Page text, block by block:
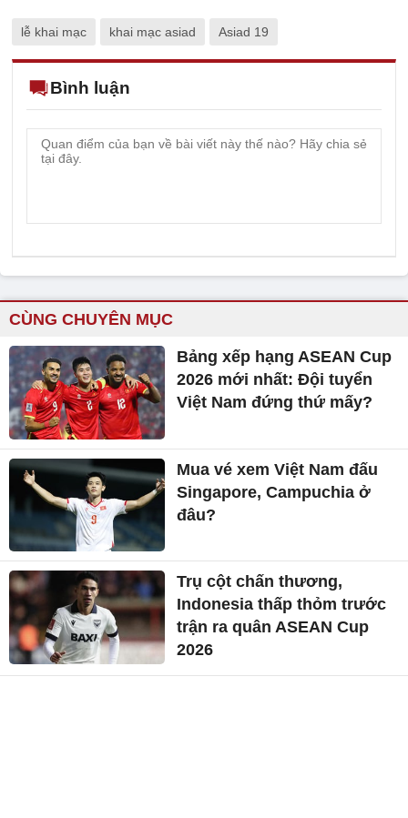
lễ khai mạc khai mạc asiad Asiad 19
Bình luận
CÙNG CHUYÊN MỤC
Bảng xếp hạng ASEAN Cup
2026 mới nhất: Đội tuyển
Việt Nam đứng thứ mấy?
Mua vé xem Việt Nam đấu
Singapore, Campuchia ở
đâu?
Trụ cột chấn thương,
Indonesia thấp thỏm trước
trận ra quân ASEAN Cup
2026